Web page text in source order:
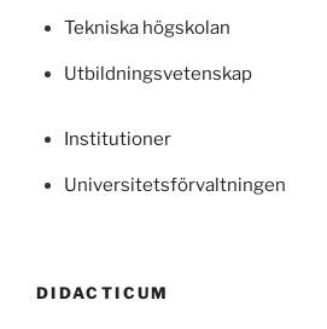
Tekniska högskolan
Utbildningsvetenskap
Institutioner
Universitetsförvaltningen
DIDACTICUM